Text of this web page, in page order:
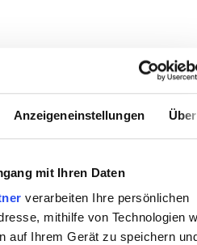
Anzeigeneinstellungen
mit Ihren Daten
verarbeiten Ihre persönlichen
mithilfe von Technologien
auf Ihrem Gerät zu speichern
10